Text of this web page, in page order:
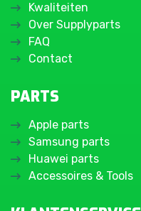
Kwaliteiten
Over Supplyparts
FAQ
Contact
PARTS
Apple parts
Samsung parts
Huawei parts
Accessoires & Tools